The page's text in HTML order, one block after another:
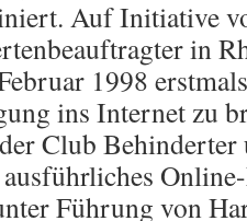
Auf Initiative
in
1998
ins Internet zu
Club
Führung von